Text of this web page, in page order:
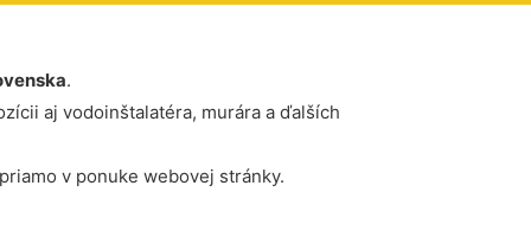
.
aj vodoinštalatéra, murára a ďalších
v ponuke webovej stránky.